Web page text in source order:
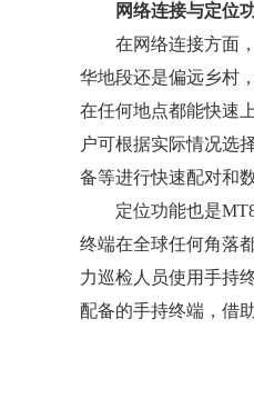
网络连接与定位
在网络连接方面，
华地段还是偏远乡村
在任何地点都能快速
户可根据实际情况选
备等进行快速配对和
定位功能也是
终端在全球任何角落
力巡检人员使用手持
配备的手持终端，借